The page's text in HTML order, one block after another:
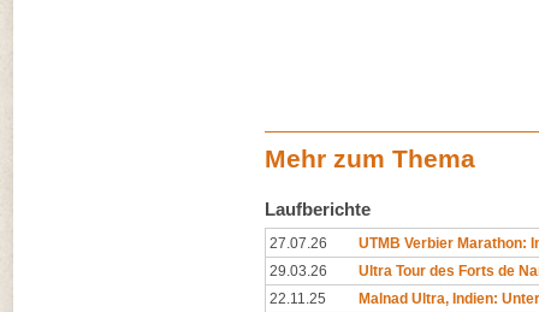
Mehr zum Thema
Laufberichte
27.07.26
UTMB Verbier Marathon:
29.03.26
Ultra Tour des Forts de
22.11.25
Malnad Ultra, Indien: